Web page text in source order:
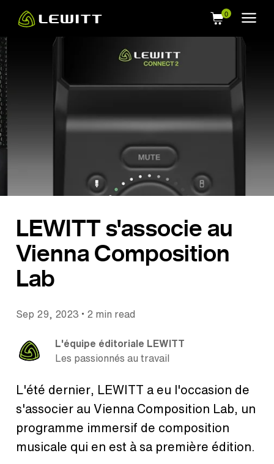
main
content
LEWITT s'associe au
Vienna Composition
Lab
Sep 29, 2023 • 2 min read
L'équipe éditoriale LEWITT
Les passionnés au travail
L'été dernier, LEWITT a eu l'occasion de
s'associer au Vienna Composition Lab, un
programme immersif de composition
musicale qui en est à sa première édition.